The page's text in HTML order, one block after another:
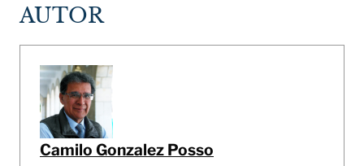
AUTOR
Camilo Gonzalez Posso